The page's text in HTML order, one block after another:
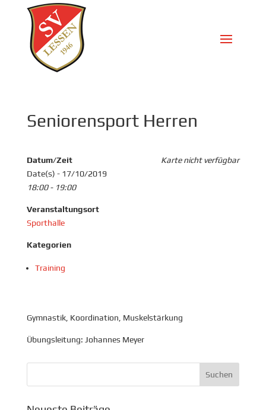
Seniorensport Herren
Karte nicht verfügbar
Datum/Zeit
Date(s) - 17/10/2019
18:00 - 19:00
Veranstaltungsort
Sporthalle
Kategorien
Training
Gymnastik, Koordination, Muskelstärkung
Übungsleitung: Johannes Meyer